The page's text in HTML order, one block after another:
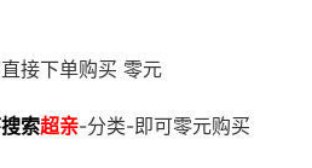
接下单购买 零元
索超亲-分类-即可零元购买